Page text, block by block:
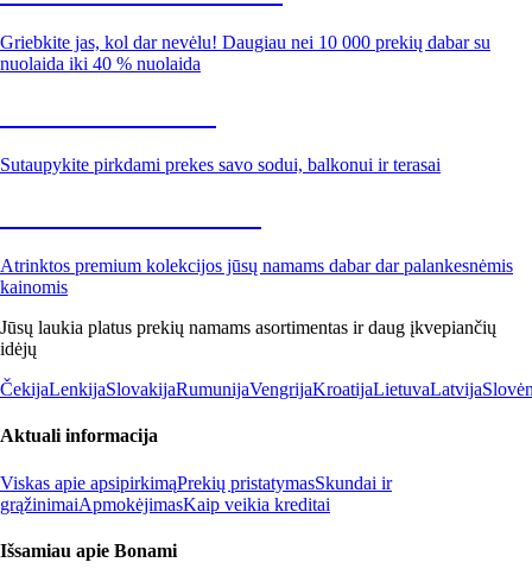
Griebkite jas, kol dar nevėlu! Daugiau nei 10 000 prekių dabar su
nuolaida iki 40 % nuolaida
Sutaupykite pirkdami prekes savo sodui, balkonui ir terasai
Atrinktos premium kolekcijos jūsų namams dabar dar palankesnėmis
kainomis
Jūsų laukia platus prekių namams asortimentas ir daug įkvepiančių
idėjų
ČekijaLenkijaSlovakijaRumunijaVengrijaKroatijaLietuvaLatvija
Aktuali informacija
Viskas apie apsipirkimąPrekių pristatymasSkundai ir
grąžinimaiApmokėjimasKaip veikia kreditai
Išsamiau apie Bonami